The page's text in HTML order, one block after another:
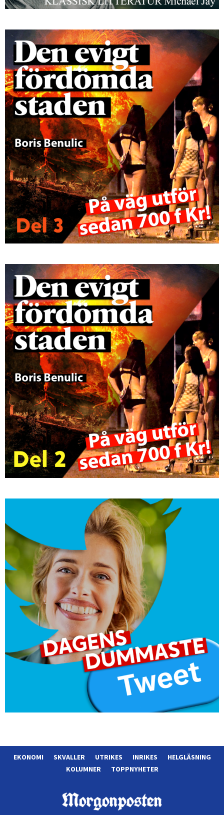
EKONOMI SKVALLER UTRIKES INRIKES
HELGLÄSNING
KOLUMNER
TOPPNYHETER